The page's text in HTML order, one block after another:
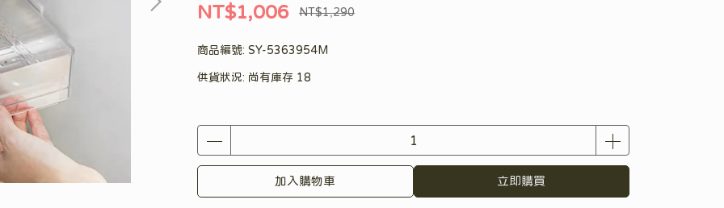
NT$1,006 NT$1,290
商品編號: SY-5363954M
供貨狀況: 尚有庫存 18
加入購物車 立即購買